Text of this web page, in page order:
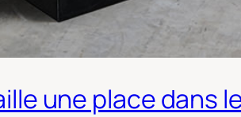
une place dans